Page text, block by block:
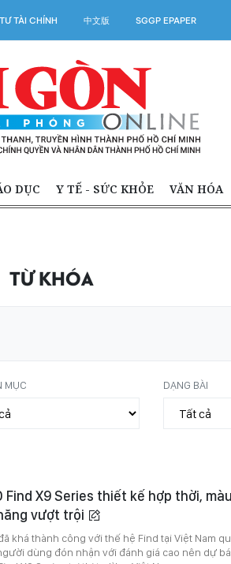
TÀI CHÍNH 中文版 SGGP EPAPER
DỤC Y TẾ - SỨC KHỎE VĂN HÓA
TỪ KHÓA
MỤC DẠNG BÀI
Find X9 Series thiết kế hợp thời,
vượt trội
khá thành công với thế hệ Find tại Việt Nam
dùng đón nhận với đánh giá cao nên dự